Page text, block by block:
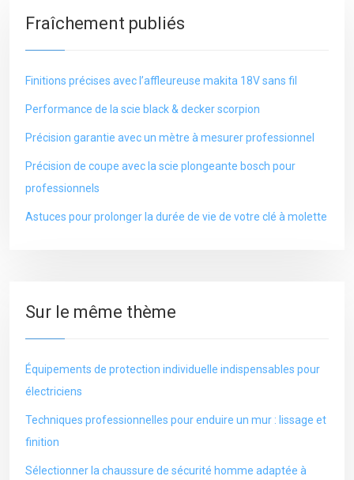
Fraîchement publiés
Finitions précises avec l’affleureuse makita 18V sans fil
Performance de la scie black & decker scorpion
Précision garantie avec un mètre à mesurer professionnel
Précision de coupe avec la scie plongeante bosch pour
professionnels
Astuces pour prolonger la durée de vie de votre clé à molette
Sur le même thème
Équipements de protection individuelle indispensables pour
électriciens
Techniques professionnelles pour enduire un mur : lissage et
finition
Sélectionner la chaussure de sécurité homme adaptée à